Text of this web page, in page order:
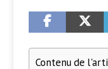
Contenu de